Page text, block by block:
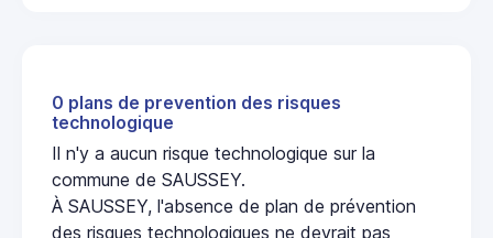
0 plans de prevention des risques
technologique
Il n'y a aucun risque technologique sur la
commune de SAUSSEY.
À SAUSSEY, l'absence de plan de prévention
des risques technologiques ne devrait pas